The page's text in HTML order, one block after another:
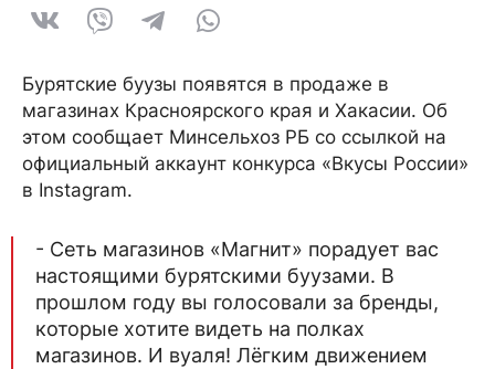
Бурятские буузы появятся в продаже в
магазинах Красноярского края и Хакасии. Об
этом сообщает Минсельхоз РБ со ссылкой на
официальный аккаунт конкурса «Вкусы России»
в Instagram.
- Сеть магазинов «Магнит» порадует вас
настоящими бурятскими буузами. В
прошлом году вы голосовали за бренды,
которые хотите видеть на полках
магазинов. И вуаля! Лёгким движением